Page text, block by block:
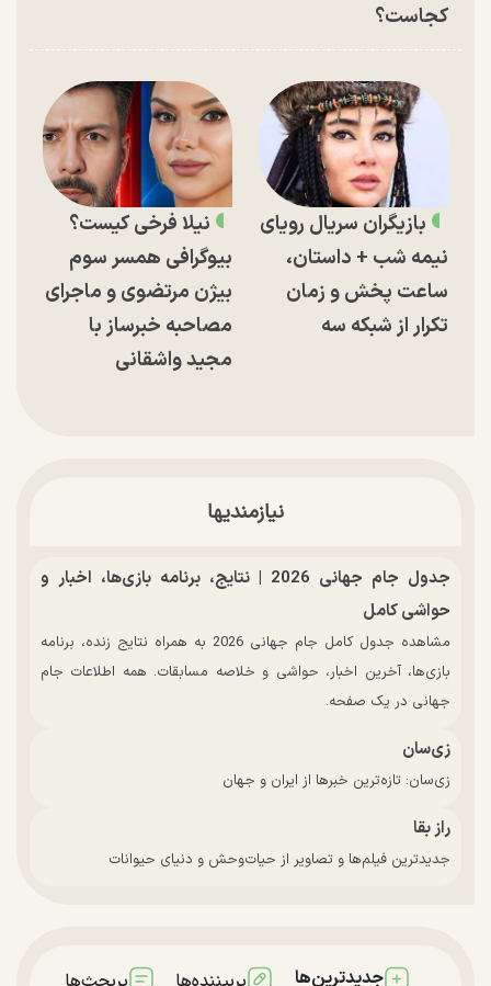
کجاست؟
بازیگران سریال رویای
نیمه شب + داستان،
ساعت پخش و زمان
تکرار از شبکه سه
نیلا فرخی کیست؟
بیوگرافی همسر سوم
بیژن مرتضوی و ماجرای
مصاحبه خبرساز با
مجید واشقانی
نیازمندیها
جدول جام جهانی 2026 | نتایج، برنامه بازی‌ها، اخبار و
حواشی کامل
مشاهده جدول کامل جام جهانی 2026 به همراه نتایج زنده، برنامه
بازی‌ها، آخرین اخبار، حواشی و خلاصه مسابقات. همه اطلاعات جام
جهانی در یک صفحه.
زی‌سان
زی‌سان: تازه‌ترین خبرها از ایران و جهان
راز بقا
جدیدترین فیلم‌ها و تصاویر از حیات‌وحش و دنیای حیوانات
جدیدترین‌ها